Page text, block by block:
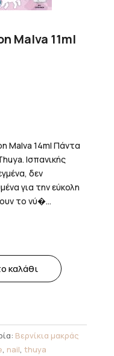
Malva 11ml
Malva 14ml Πάντα
Ισπανικής
δεν
για την εύκολη
το νύ�...
καλάθι
Βερνίκια μακράς
, nail, thuya